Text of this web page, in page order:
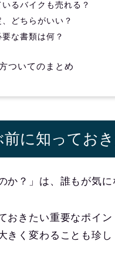
るバイクも売れる？
どちらがいい？
な書類は何？
ついてのまとめ
に知ってお
か？」は、誰もが気に
おきたい重要なポイ
きく変わることも珍し